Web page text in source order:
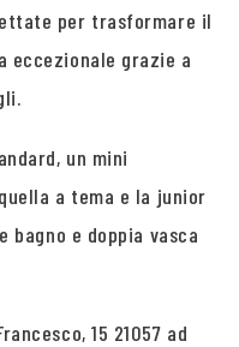
per trasformare il
eccezionale grazie a
un mini
a tema e la junior
e doppia vasca
15 21057 ad